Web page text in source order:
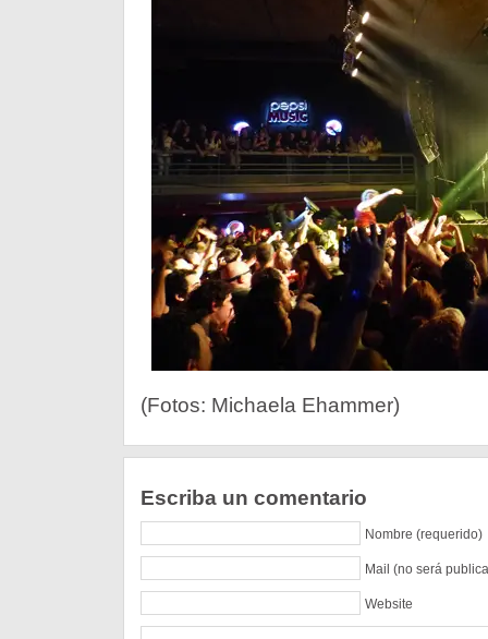
(Fotos: Michaela Ehammer)
Escriba un comentario
Nombre (requerido)
Mail (no será
Website